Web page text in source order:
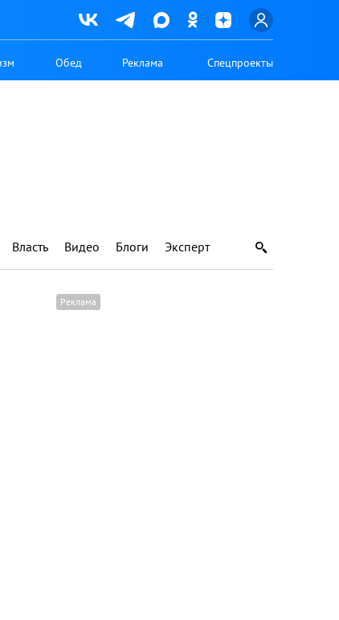
Обед Реклама Спецпроекты
Власть Видео Блоги Эксперт